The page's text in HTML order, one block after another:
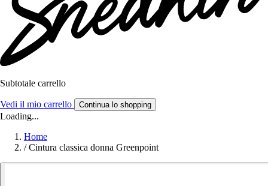
Subtotale carrello
Vedi il mio carrello Continua lo shopping
Loading...
Home
/ Cintura classica donna Greenpoint